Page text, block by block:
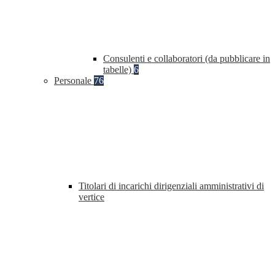
Consulenti e collaboratori (da pubblicare in
tabelle) 6
Personale 76
Titolari di incarichi dirigenziali amministrativi di
vertice